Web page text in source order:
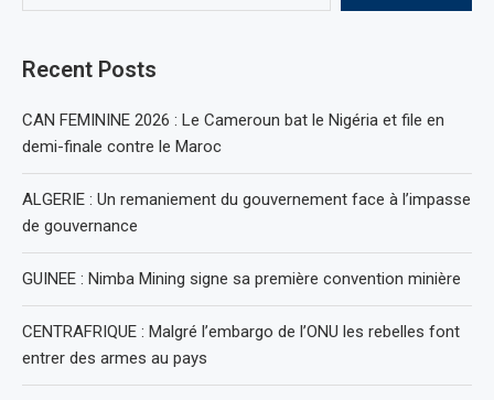
Recent Posts
CAN FEMININE 2026 : Le Cameroun bat le Nigéria et file en
demi-finale contre le Maroc
ALGERIE : Un remaniement du gouvernement face à l’impasse
de gouvernance
GUINEE : Nimba Mining signe sa première convention minière
CENTRAFRIQUE : Malgré l’embargo de l’ONU les rebelles font
entrer des armes au pays